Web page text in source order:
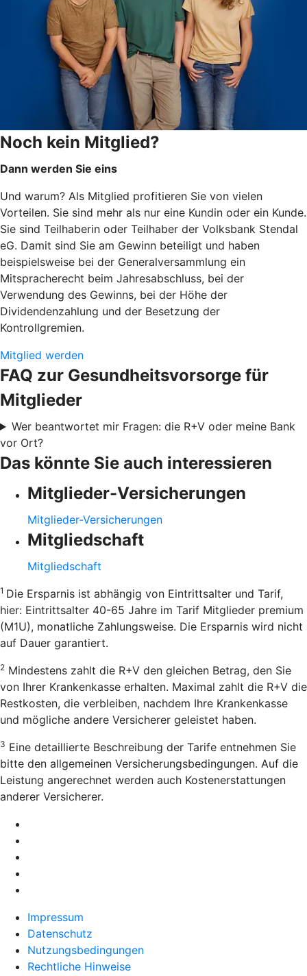
Noch kein Mitglied?
Dann werden Sie eins
Und warum? Als Mitglied profitieren Sie von vielen
Vorteilen. Sie sind mehr als nur eine Kundin oder ein Kunde.
Sie sind Teilhaberin oder Teilhaber der Volksbank Stendal
eG. Damit sind Sie am Gewinn beteiligt und haben
beispielsweise bei der Generalversammlung ein
Mitspracherecht beim Jahresabschluss, bei der
Verwendung des Gewinns, bei der Höhe der
Dividendenzahlung und der Besetzung der
Kontrollgremien.
Mitglied werden
FAQ zur Gesundheitsvorsorge für
Mitglieder
Wer beantwortet mir Fragen: die R+V oder meine Bank
vor Ort?
Das könnte Sie auch interessieren
Mitglieder-Versicherungen
Mitglieder-Versicherungen
Mitgliedschaft
Mitgliedschaft
1 Die Ersparnis ist abhängig von Eintrittsalter und Tarif,
hier: Eintrittsalter 40-65 Jahre im Tarif Mitglieder premium
(M1U), monatliche Zahlungsweise. Die Ersparnis wird nicht
auf Dauer garantiert.
2 Mindestens zahlt die R+V den gleichen Betrag, den Sie
von Ihrer Krankenkasse erhalten. Maximal zahlt die R+V die
Restkosten, die verbleiben, nachdem Ihre Krankenkasse
und mögliche andere Versicherer geleistet haben.
3 Eine detaillierte Beschreibung der Tarife entnehmen Sie
bitte den allgemeinen Versicherungsbedingungen. Auf die
Leistung angerechnet werden auch Kostenerstattungen
anderer Versicherer.
Impressum
Datenschutz
Nutzungsbedingungen
Rechtliche Hinweise